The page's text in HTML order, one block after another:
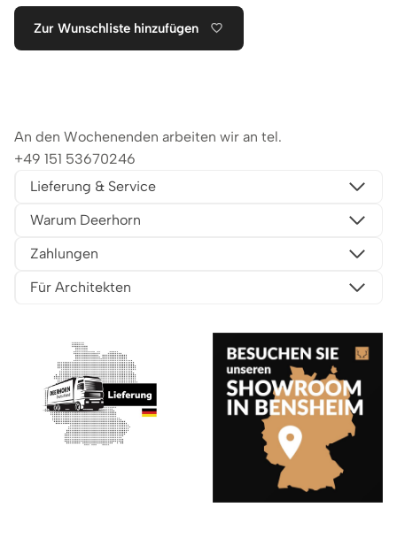
Zur Wunschliste hinzufügen
An den Wochenenden arbeiten wir an tel.
+49 151 53670246
Lieferung & Service
Warum Deerhorn
Zahlungen
Für Architekten